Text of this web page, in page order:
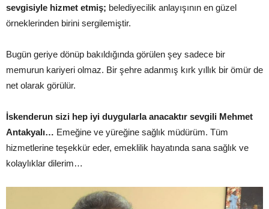
sevgisiyle hizmet etmiş; belediyecilik anlayışının en güzel
örneklerinden birini sergilemiştir.
Bugün geriye dönüp bakıldığında görülen şey sadece bir
memurun kariyeri olmaz. Bir şehre adanmış kırk yıllık bir ömür de
net olarak görülür.
İskenderun sizi hep iyi duygularla anacaktır sevgili Mehmet
Antakyalı… Emeğine ve yüreğine sağlık müdürüm. Tüm
hizmetlerine teşekkür eder, emeklilik hayatında sana sağlık ve
kolaylıklar dilerim…